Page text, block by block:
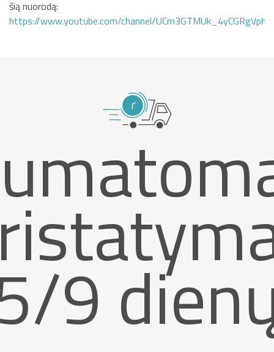
šią nuorodą:
https://www.youtube.com/channel/
9